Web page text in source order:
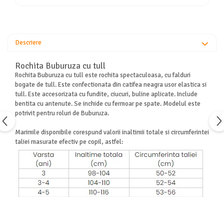
Descriere
Rochita Buburuza cu tull
Rochita Buburuza cu tull este rochita spectaculoasa, cu falduri
bogate de tull. Este confectionata din catifea neagra usor elastica si
tull. Este accesorizata cu fundite, ciucuri, buline aplicate. Include
bentita cu antenute. Se inchide cu fermoar pe spate. Modelul este
potrivit pentru roluri de Buburuza.
Marimile disponibile corespund valorii inaltimii totale si circumferintei
taliei masurate efectiv pe copil, astfel: